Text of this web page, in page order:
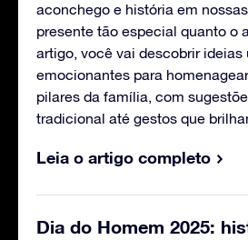
aconchego e história em
presente tão especial quanto o
artigo, você vai descobrir ideias
emocionantes para
pilares da família, com
tradicional até gestos que
Leia o artigo completo
Dia do Homem 2025: